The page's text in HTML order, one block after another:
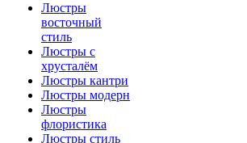
Люстры
восточный
стиль
Люстры с
хрусталём
Люстры кантри
Люстры модерн
Люстры
флористика
Люстры стиль